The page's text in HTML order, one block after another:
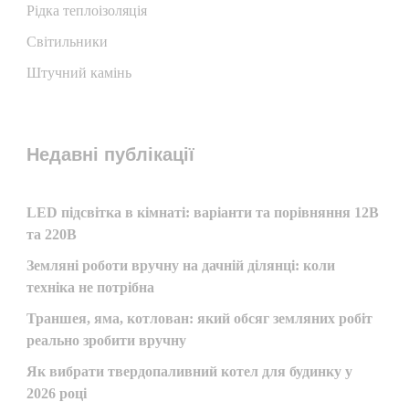
Рідка теплоізоляція
Світильники
Штучний камінь
Недавні публікації
LED підсвітка в кімнаті: варіанти та порівняння 12В
та 220В
Земляні роботи вручну на дачній ділянці: коли
техніка не потрібна
Траншея, яма, котлован: який обсяг земляних робіт
реально зробити вручну
Як вибрати твердопаливний котел для будинку у
2026 році